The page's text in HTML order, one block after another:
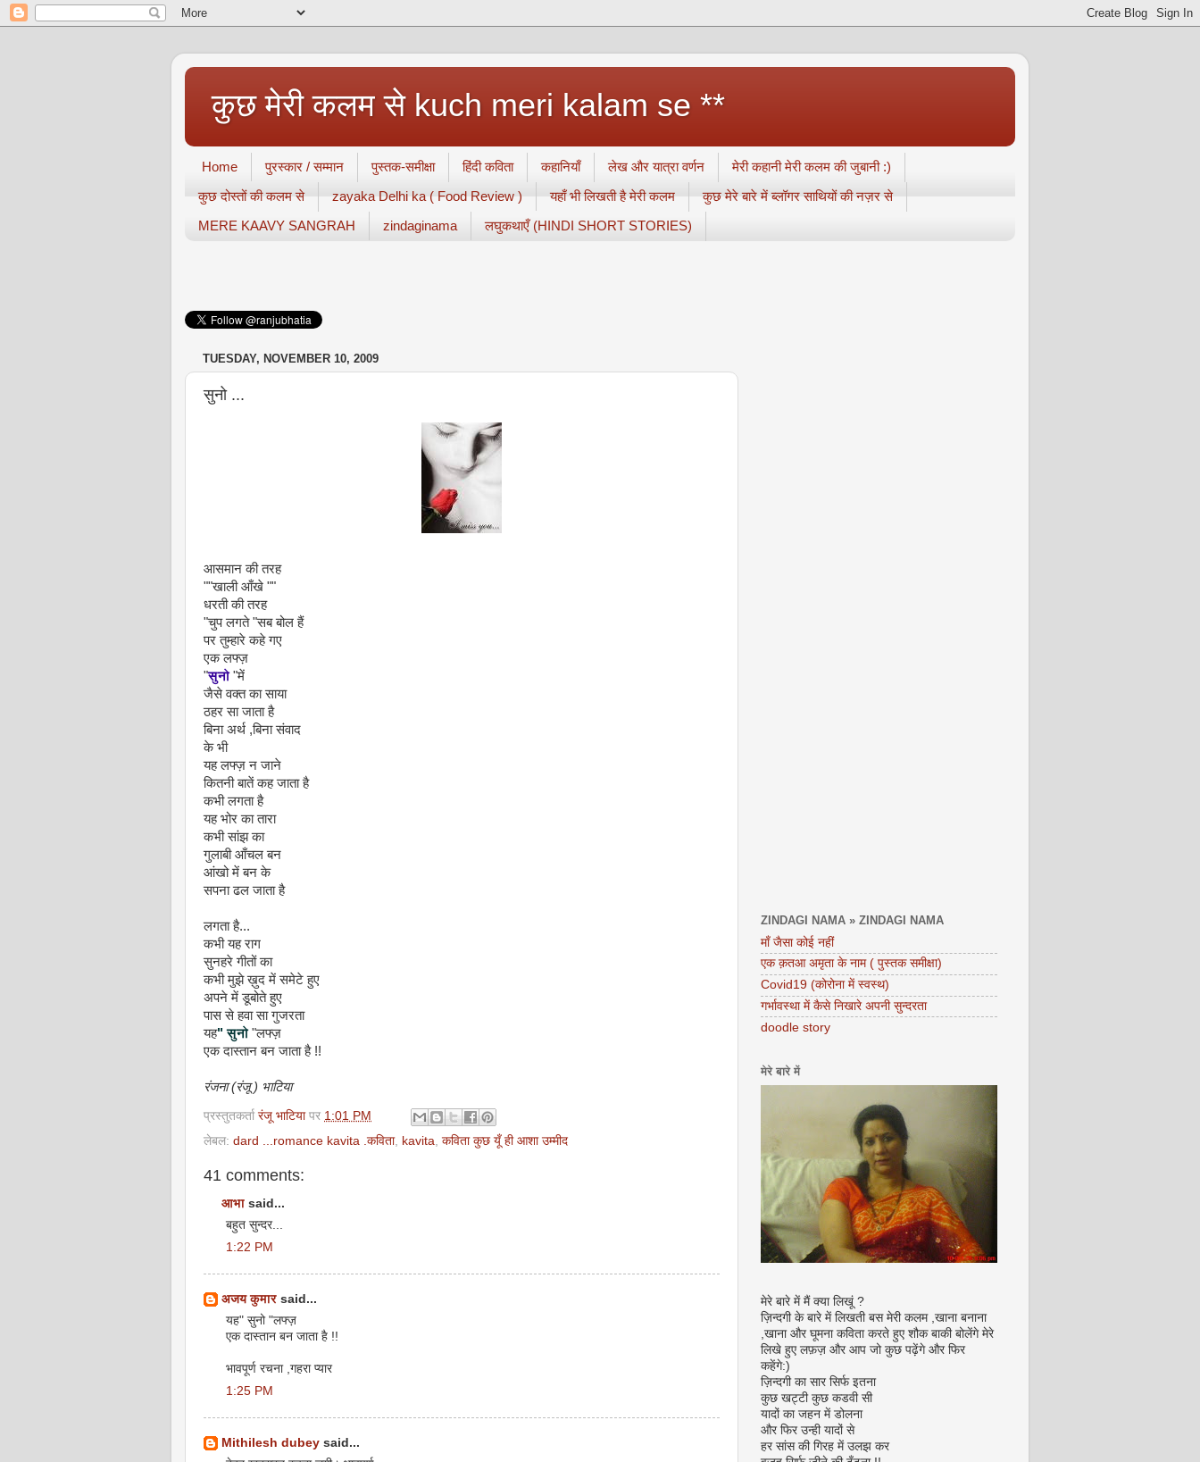
कुछ मेरी कलम से kuch meri kalam se **
Home पुरस्कार / सम्मान पुस्तक-समीक्षा हिंदी कविता कहानियाँ लेख और यात्रा वर्णन
मेरी कहानी मेरी कलम की जुबानी :)
कुछ दोस्तों की कलम से
zayaka Delhi ka ( Food Review ) यहाँ भी लिखती है मेरी कलम
कुछ मेरे बारे में ब्लॉगर साथियों की नज़र से
MERE KAAVY SANGRAH
zindaginama लघुकथाएँ (HINDI SHORT STORIES)
TUESDAY, NOVEMBER 10, 2009
सुनो ...
आसमान की तरह
""खाली आँखे ""
धरती की तरह
"चुप लगते "सब बोल हैं
पर तुम्हारे कहे गए
एक लफ्ज़
"सुनो "में
जैसे वक्त का साया
ठहर सा जाता है
बिना अर्थ ,बिना संवाद
के भी
यह लफ्ज़ न जाने
कितनी बातें कह जाता है
कभी लगता है
यह भोर का तारा
कभी सांझ का
गुलाबी आँचल बन
आंखो में बन के
सपना ढल जाता है
लगता है...
कभी यह राग
सुनहरे गीतों का
कभी मुझे ख़ुद में समेटे हुए
अपने में डूबोते हुए
पास से हवा सा गुजरता
यह"सुनो "लफ्ज़
एक दास्तान बन जाता है !!
रंजना(रंजू) भाटिया
प्रस्तुतकर्ता रंजू भाटिया पर 1:01 PM
लेबल: dard ...romance kavita .कविता, kavita कविता कुछ यूँ ही आशा उम्मीद
41 comments:
आभा said...
बहुत सुन्दर...
1:22 PM
अजय कुमार said...
यह" सुनो "लफ्ज़
एक दास्तान बन जाता है !!
भावपूर्ण रचना ,गहरा प्यार
1:25 PM
Mithilesh dubey said...
ZINDAGI NAMA » ZINDAGI NAMA
माँ जैसा कोई नहीं
एक क़तआ अमृता के नाम ( पुस्तक समीक्षा)
Covid19 (कोरोना में स्वस्थ)
गर्भावस्था में कैसे निखारे अपनी सुन्दरता
doodle story
मेरे बारे में
मेरे बारे में मैं क्या लिखूं ?
ज़िन्दगी के बारे में लिखती बस मेरी कलम ,खाना बनाना
,खाना और घूमना कविता करते हुए शौक बाकी बोलेंगे मेरे
लिखे हुए लफ़ज़ और आप जो कुछ पढ़ेंगे और फिर
कहेंगे:)
ज़िन्दगी का सार सिर्फ इतना
कुछ खट्टी कुछ कडवी सी
यादों का जहन में डोलना
और फिर उन्ही यादों से
हर सांस की गिरह में उलझ कर